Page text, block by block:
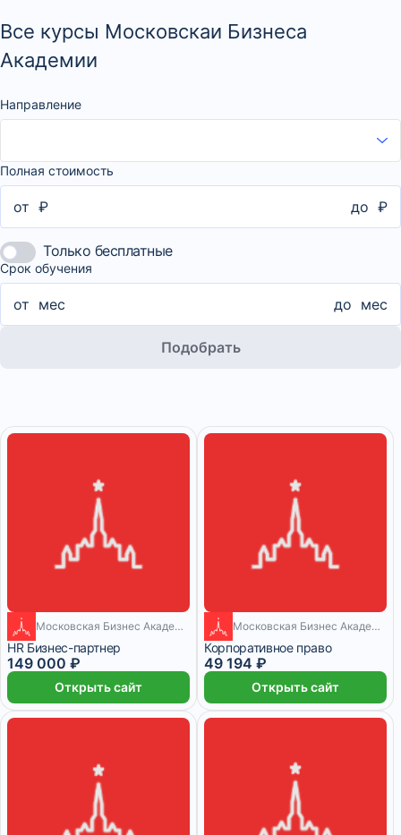
Все курсы Московскаи Бизнеса
Академии
Направление
Полная стоимость
от ₽ до ₽
Только бесплатные
Срок обучения
от мес до мес
Подобрать
6 месяцев Московская Бизнес Академия
HR Бизнес-партнер
149 000 ₽
Открыть сайт
1 месяц Московская Бизнес Академия
Корпоративное право
49 194 ₽
Открыть сайт